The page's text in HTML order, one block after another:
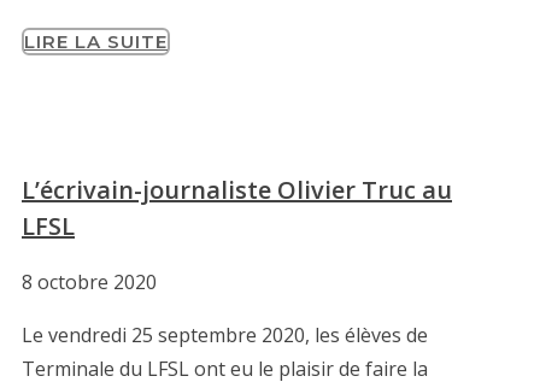
LIRE LA SUITE
L’écrivain-journaliste Olivier Truc au
LFSL
8 octobre 2020
Le vendredi 25 septembre 2020, les élèves de
Terminale du LFSL ont eu le plaisir de faire la